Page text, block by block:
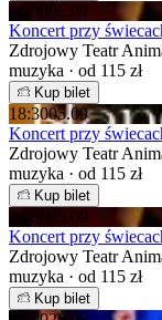
16:3005.09
Koncert przy
Zdrojowy Teatr
muzyka · od 115 zł
Kup bilet
18:3005.09
Koncert przy
Zdrojowy Teatr
muzyka · od 115 zł
Kup bilet
20:3005.09
Koncert przy
Zdrojowy Teatr
muzyka · od 115 zł
Kup bilet